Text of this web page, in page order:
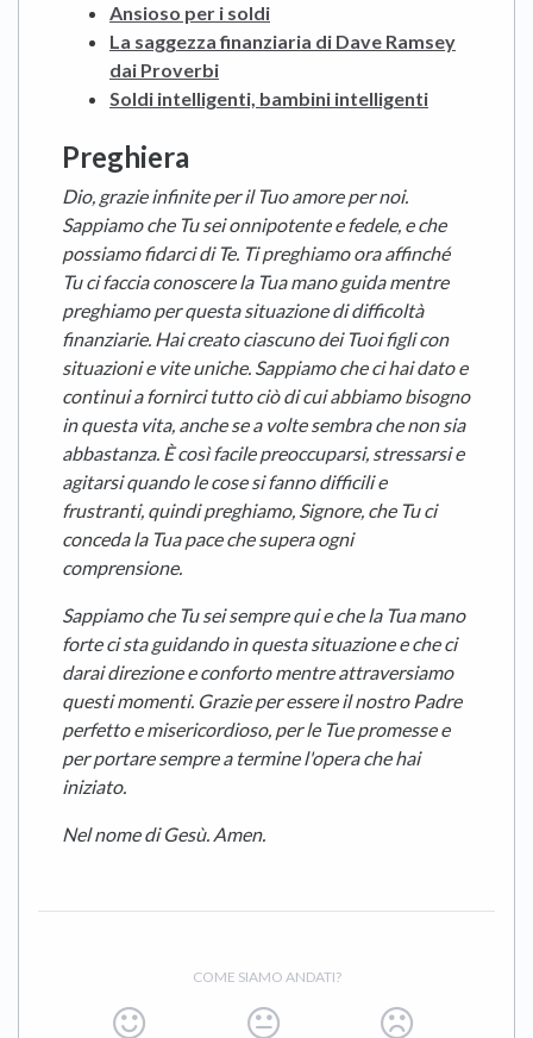
Ansioso per i soldi
La saggezza finanziaria di Dave Ramsey
dai Proverbi
Soldi intelligenti, bambini intelligenti
Preghiera
Dio, grazie infinite per il Tuo amore per noi.
Sappiamo che Tu sei onnipotente e fedele, e che
possiamo fidarci di Te. Ti preghiamo ora affinché
Tu ci faccia conoscere la Tua mano guida mentre
preghiamo per questa situazione di difficoltà
finanziarie. Hai creato ciascuno dei Tuoi figli con
situazioni e vite uniche. Sappiamo che ci hai dato e
continui a fornirci tutto ciò di cui abbiamo bisogno
in questa vita, anche se a volte sembra che non sia
abbastanza. È così facile preoccuparsi, stressarsi e
agitarsi quando le cose si fanno difficili e
frustranti, quindi preghiamo, Signore, che Tu ci
conceda la Tua pace che supera ogni
comprensione.
Sappiamo che Tu sei sempre qui e che la Tua mano
forte ci sta guidando in questa situazione e che ci
darai direzione e conforto mentre attraversiamo
questi momenti. Grazie per essere il nostro Padre
perfetto e misericordioso, per le Tue promesse e
per portare sempre a termine l'opera che hai
iniziato.
Nel nome di Gesù. Amen.
COME SIAMO ANDATI?